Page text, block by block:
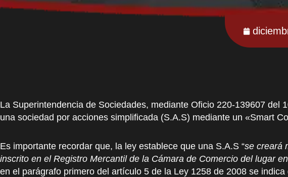
La Superintendencia de Sociedades, mediante Oficio 220-139607
una sociedad por acciones simplificada (S.A.S) mediante un «Smart
Es importante recordar que, la ley establece que una S.A.S “se creará
inscrito en el Registro Mercantil de la Cámara de Comercio del lugar
en el parágrafo primero del artículo 5 de la Ley 1258 de 2008 se indica